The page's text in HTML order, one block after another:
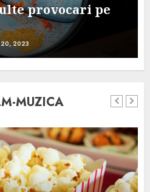
provocari pe
20, 2023
MUZICA